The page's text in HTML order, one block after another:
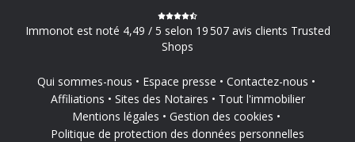
Immonot est noté 4,49 / 5 selon 19 507 avis clients Trusted
Shops
Qui sommes-nous Espace presse
Contactez-nous
Affiliations
Sites des Notaires
Tout l'immobilier
Mentions légales
Gestion des cookies
Politique de protection des données personnelles